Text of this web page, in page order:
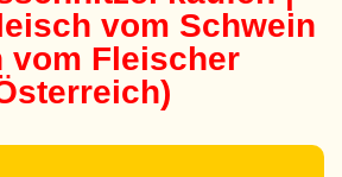
vom Schwein
vom Fleischer